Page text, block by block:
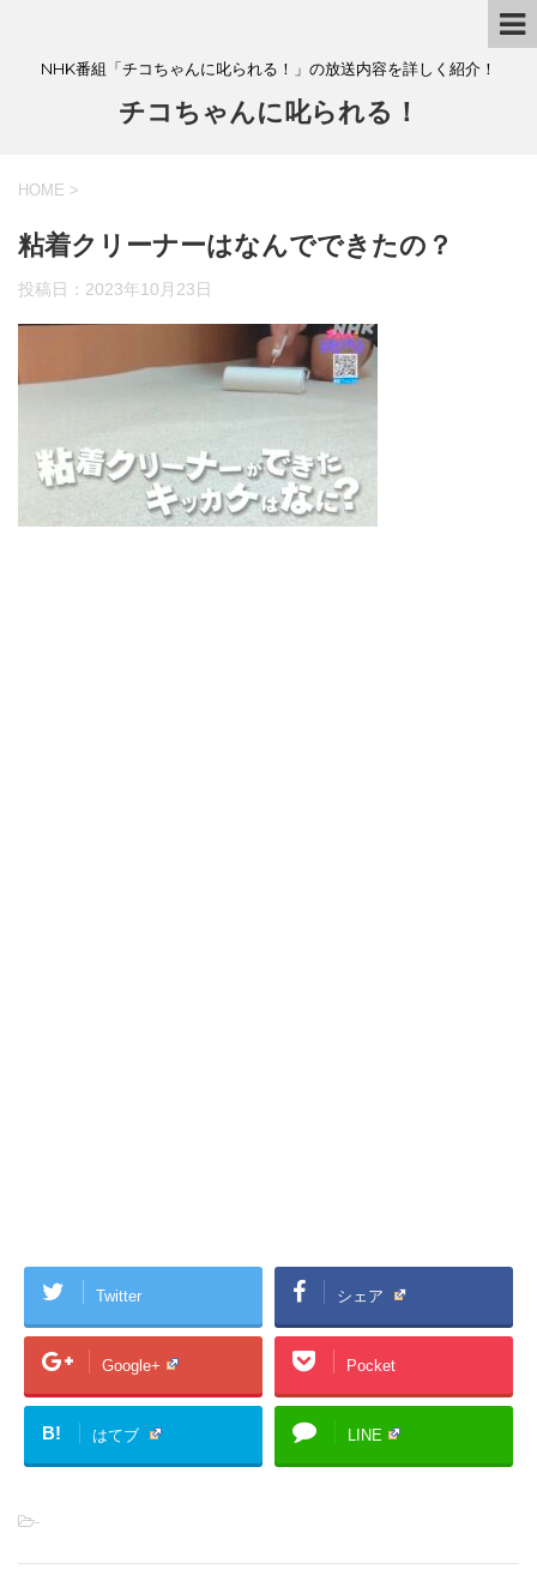
NHK番組「チコちゃんに叱られる！」の放送内容を詳しく紹介！
チコちゃんに叱られる！
HOME >
粘着クリーナーはなんでできたの？
投稿日： 2023年10月23日
Twitter シェア
Google+ Pocket
B! はてブ LINE
-